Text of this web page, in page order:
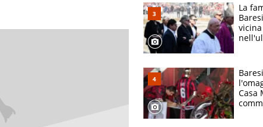
La
Casa